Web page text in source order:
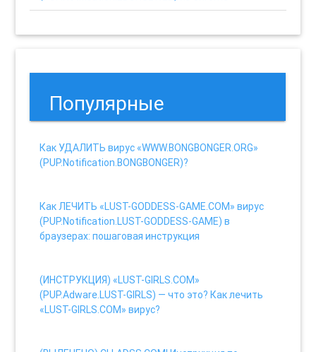
Популярные
Как УДАЛИТЬ вирус «WWW.BONGBONGER.ORG»
(PUP.Notification.BONGBONGER)?
Как ЛЕЧИТЬ «LUST-GODDESS-GAME.COM» вирус
(PUP.Notification.LUST-GODDESS-GAME) в
браузерах: пошаговая инструкция
(ИНСТРУКЦИЯ) «LUST-GIRLS.COM»
(PUP.Adware.LUST-GIRLS) — что это? Как лечить
«LUST-GIRLS.COM» вирус?